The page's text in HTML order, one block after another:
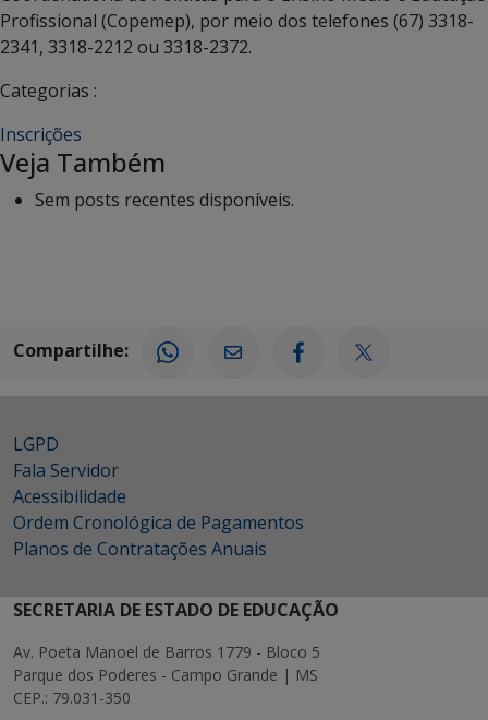
Profissional (Copemep), por meio dos telefones (67) 3318-
2341, 3318-2212 ou 3318-2372.
Categorias :
Inscrições
Veja Também
Sem posts recentes disponíveis.
Compartilhe:
LGPD
Fala Servidor
Acessibilidade
Ordem Cronológica de Pagamentos
Planos de Contratações Anuais
SECRETARIA DE ESTADO DE EDUCAÇÃO
Av. Poeta Manoel de Barros 1779 - Bloco 5
Parque dos Poderes - Campo Grande | MS
CEP.: 79.031-350